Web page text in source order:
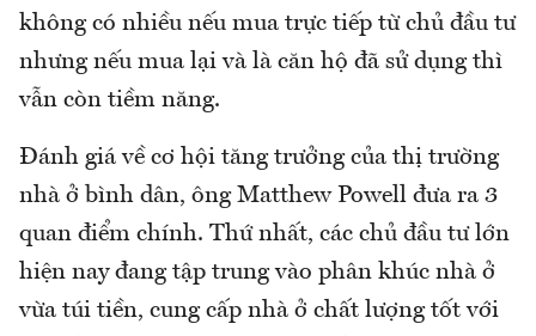
không có nhiều nếu mua trực tiếp từ chủ đầu tư
nhưng nếu mua lại và là căn hộ đã sử dụng thì
vẫn còn tiềm năng.
Đánh giá về cơ hội tăng trưởng của thị trường
nhà ở bình dân, ông Matthew Powell đưa ra 3
quan điểm chính. Thứ nhất, các chủ đầu tư lớn
hiện nay đang tập trung vào phân khúc nhà ở
vừa túi tiền, cung cấp nhà ở chất lượng tốt với